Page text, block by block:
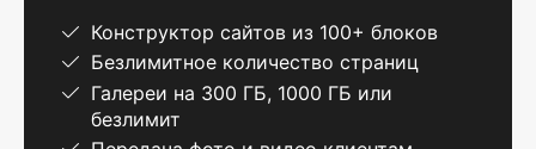
Конструктор сайтов из 100+ блоков
Безлимитное количество страниц
Галереи на 300 ГБ, 1000 ГБ или
безлимит